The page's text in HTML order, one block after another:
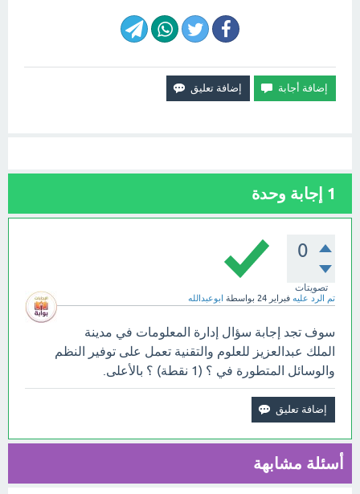
1 إجابة وحدة
0
تصويتات
تم الرد عليه فبراير 24 بواسطة ابوعبدالله
سوف تجد إجابة سؤال إدارة المعلومات في مدينة
الملك عبدالعزيز للعلوم والتقنية تعمل على توفير النظم
والوسائل المتطورة في ؟ (1 نقطة) ؟ بالأعلى.
أسئلة مشابهة